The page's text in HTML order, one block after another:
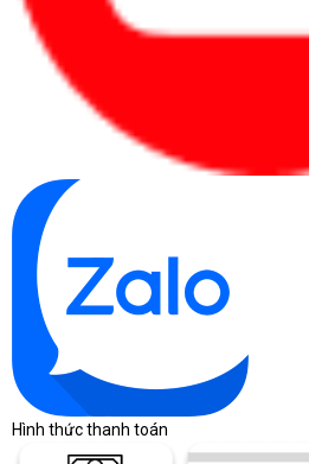
chơi trò chơi trên thiết bị di
Hệ điều hành iOS: iPad
quyền của Apple. iOS được
màn hình cảm ứng và cung
quan, dễ sử dụng và tương
trên App Store. Bạn có thể tận
như đa nhiệm, trợ lý ảo Siri và
cung cấp một loạt ứng dụng và
khám phá. Từ ứng dụng văn
dụng sáng tạo, đến các ứng
Hình thức thanh toán